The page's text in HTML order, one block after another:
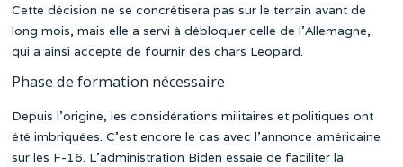
Cette décision ne se concrétisera pas sur le terrain avant de
long mois, mais elle a servi à débloquer celle de l’Allemagne,
qui a ainsi accepté de fournir des chars Leopard.
Phase de formation nécessaire
Depuis l’origine, les considérations militaires et politiques ont
été imbriquées. C’est encore le cas avec l’annonce américaine
sur les F-16. L’administration Biden essaie de faciliter la